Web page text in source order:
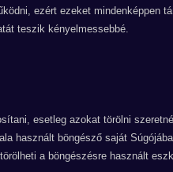
ezért ezeket mindenképpen
teszik kényelmessebbé.
esetleg azokat törölni
használt böngésző saját
a böngészésre használt